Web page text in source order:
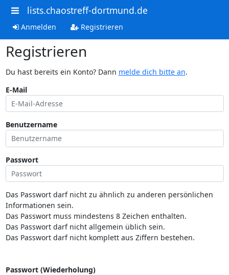
lists.chaostreff-dortmund.de
Anmelden Registrieren
Registrieren
Du hast bereits ein Konto? Dann melde dich bitte an.
E-Mail
Benutzername
Passwort
Das Passwort darf nicht zu ähnlich zu anderen persönlichen
Informationen sein.
Das Passwort muss mindestens 8 Zeichen enthalten.
Das Passwort darf nicht allgemein üblich sein.
Das Passwort darf nicht komplett aus Ziffern bestehen.
Passwort (Wiederholung)